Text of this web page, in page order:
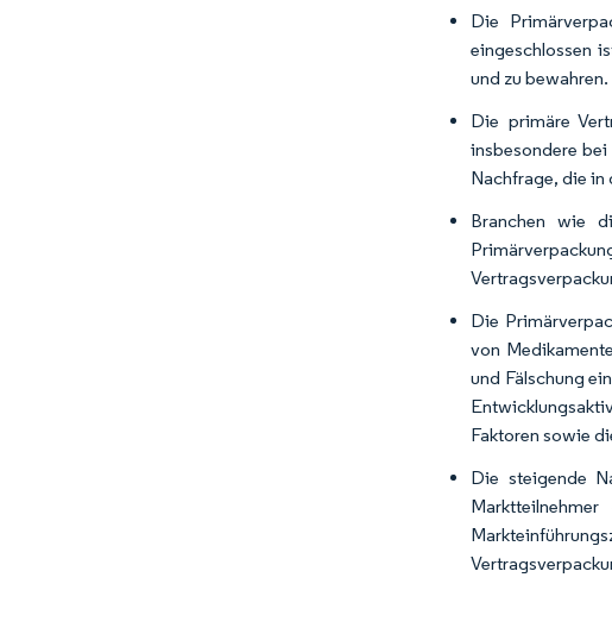
Die
eingeschlossen
und zu bewahren.
Die primäre
insbesondere
Nachfrage, die in
Branchen wie
Die
von
und Fälschung
Faktoren sowie
Die steigende